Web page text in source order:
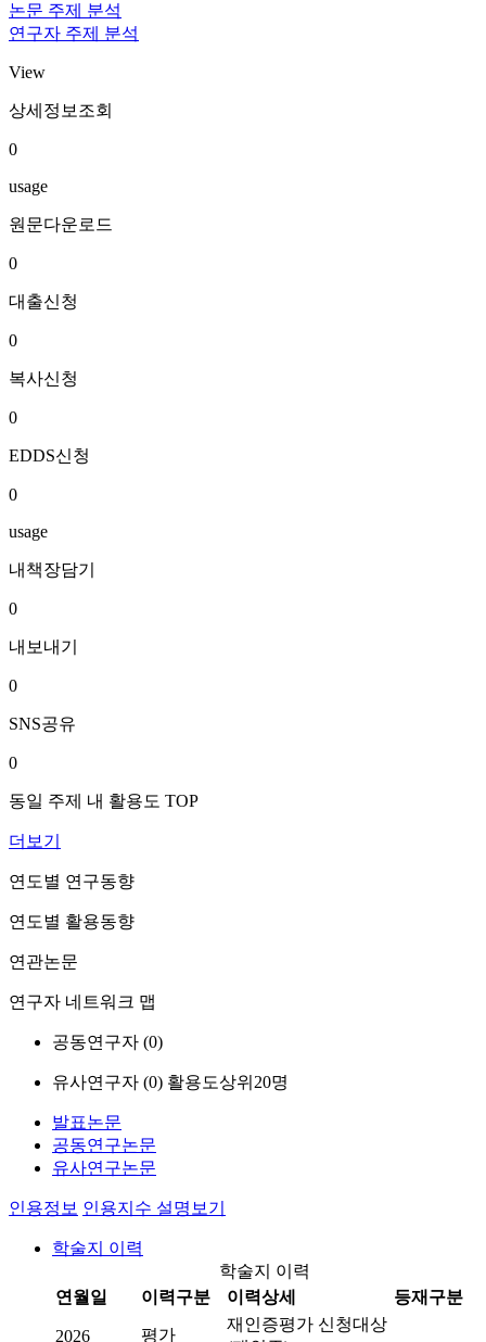
논문 주제 분석
연구자 주제 분석
View
상세정보조회
0
usage
원문다운로드
0
대출신청
0
복사신청
0
EDDS신청
0
usage
내책장담기
0
내보내기
0
SNS공유
0
동일 주제 내 활용도 TOP
더보기
연도별 연구동향
연도별 활용동향
연관논문
연구자 네트워크 맵
공동연구자 (0)
유사연구자 (0) 활용도상위20명
발표논문
공동연구논문
유사연구논문
인용정보 인용지수 설명보기
학술지 이력
학술지 이력
연월일
이력구분 이력상세 등재구분
2026 평가
재인증평가 신청대상